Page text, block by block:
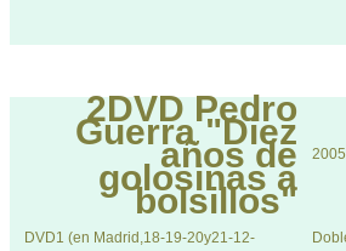
2DVDPedro
Guerra "Diez
años de
golosinas a
bolsillos"
2005
DVD1 (en Madrid,18-19-20y21-12-